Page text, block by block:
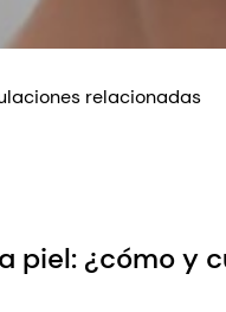
relacionadas
piel: ¿cómo y